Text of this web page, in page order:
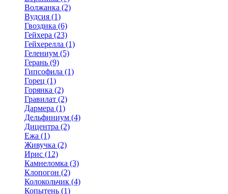
Волжанка (2)
Вудсия (1)
Гвоздика (6)
Гейхера (23)
Гейхерелла (1)
Гелениум (5)
Герань (9)
Гипсофила (1)
Горец (1)
Горянка (2)
Гравилат (2)
Дармера (1)
Дельфиниум (4)
Дицентра (2)
Ежа (1)
Живучка (2)
Ирис (12)
Камнеломка (3)
Клопогон (2)
Колокольчик (4)
Копытень (1)